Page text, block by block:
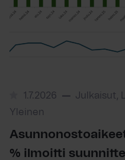
1.7.2026
Julkaisut,
Yleinen
% ilmoitti